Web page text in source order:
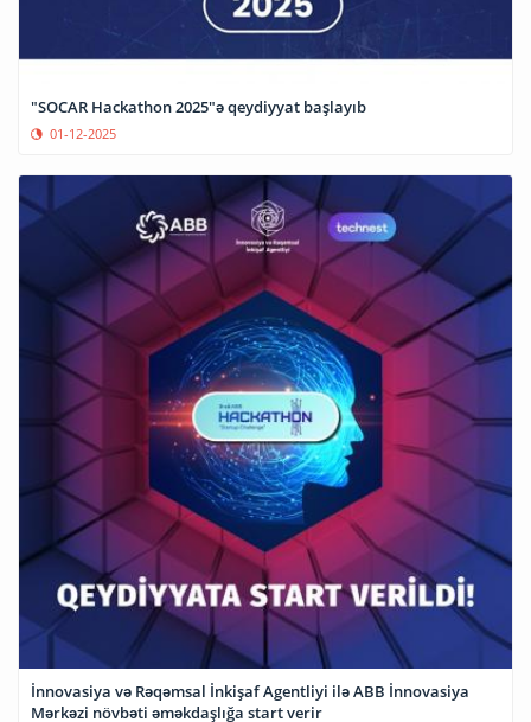
"SOCAR Hackathon 2025"ə qeydiyyat başlayıb
01-12-2025
İnnovasiya və Rəqəmsal İnkişaf Agentliyi ilə ABB İnnovasiya
Mərkəzi növbəti əməkdaşlığa start verir